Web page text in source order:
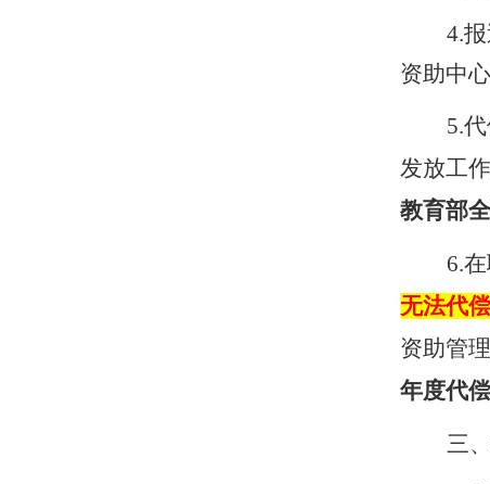
4.
资助中
5.
发放工
教育部
6.
无法代
资助管
年度代
三